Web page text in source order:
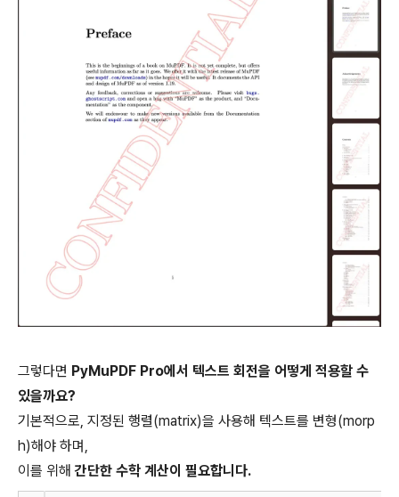
그렇다면 PyMuPDF Pro에서 텍스트 회전을 어떻게 적용할 수
있을까요?
기본적으로, 지정된 행렬(matrix)을 사용해 텍스트를 변형(morp
h)해야 하며,
이를 위해간단한 수학 계산이 필요합니다.